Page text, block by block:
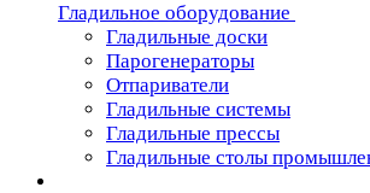
Гладильное оборудование
Гладильные доски
Парогенераторы
Отпариватели
Гладильные системы
Гладильные прессы
Гладильные столы